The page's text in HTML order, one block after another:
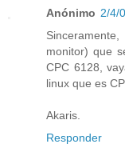
Anónimo 2/4/
monitor) que
CPC 6128,
linux que es
Akaris.
Responder